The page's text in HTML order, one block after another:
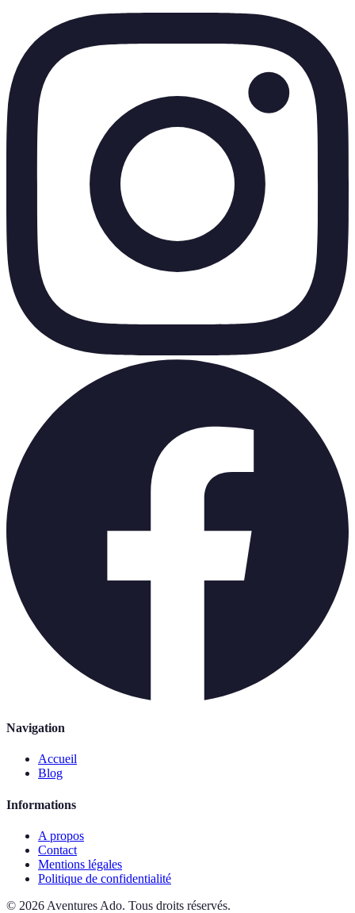
Navigation
Accueil
Blog
Informations
A propos
Contact
Mentions légales
Politique de confidentialité
© 2026 Aventures Ado. Tous droits réservés.